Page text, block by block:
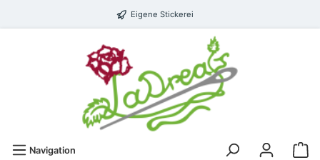
Eigene Stickerei
Navigation